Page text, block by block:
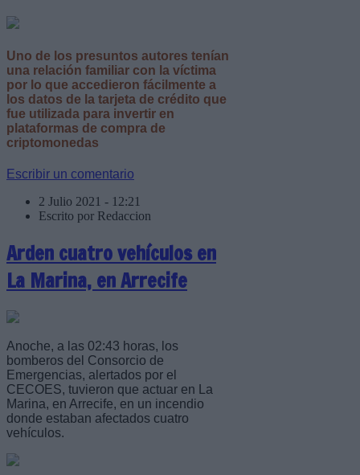
Uno de los presuntos autores tenían
una relación familiar con la víctima
por lo que accedieron fácilmente a
los datos de la tarjeta de crédito que
fue utilizada para invertir en
plataformas de compra de
criptomonedas
Escribir un comentario
2 Julio 2021 - 12:21
Escrito por Redaccion
Arden cuatro vehículos en
La Marina, en Arrecife
Anoche, a las 02:43 horas, los
bomberos del Consorcio de
Emergencias, alertados por el
CECOES, tuvieron que actuar en La
Marina, en Arrecife, en un incendio
donde estaban afectados cuatro
vehículos.